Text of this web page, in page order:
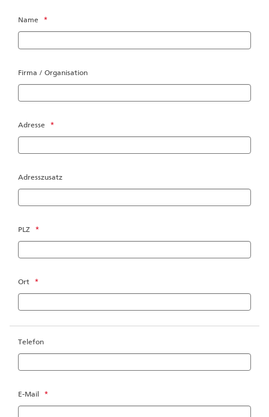
Name *
Firma / Organisation
Adresse *
Adresszusatz
PLZ *
Ort *
Telefon
E-Mail *